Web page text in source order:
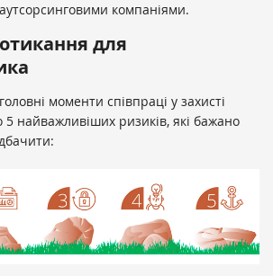
компаніями.
для
моменти співпраці у захисті
найважливіших ризиків, які бажано